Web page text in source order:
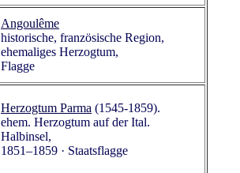
Angoulême
historische, französische Region,
ehemaliges Herzogtum,
Flagge
Herzogtum Parma (1545-1859).
ehem. Herzogtum auf der Ital.
Halbinsel,
1851–1859 · Staatsflagge